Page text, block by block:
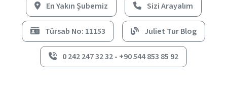
En Yakın Şubemiz Sizi Arayalım
Türsab No: 11153 Juliet Tur Blog
0 242 247 32 32 - +90 544 853 85 92